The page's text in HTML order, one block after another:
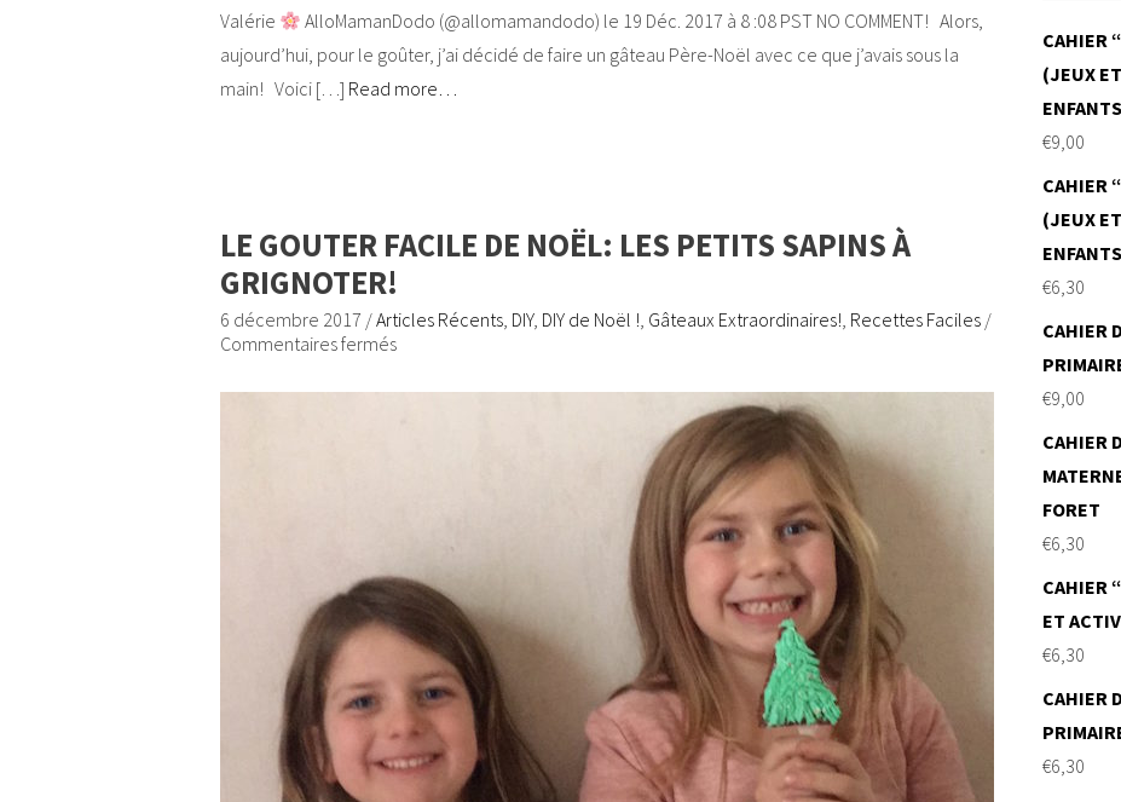
Valérie
AlloMamanDodo (@allomamandodo) le 19 Déc. 2017 à 8 :08 PST NO COMMENT! Alors,
aujourd’hui, pour le goûter, j’ai décidé de faire un gâteau Père-Noël avec ce que j’avais sous la
main! Voici […] Read more…
LE GOUTER FACILE DE NOËL: LES PETITS SAPINS À
GRIGNOTER!
6 décembre 2017 /Articles Récents DIY, DIY de Noël ! Gâteaux Extraordinaires! Recettes Faciles /
Commentaires fermés
CAHIER
(JEUX
€9,00
CAHIER
(JEUX
€6,30
CAHIER
€9,00
CAHIER
FORET
€6,30
CAHIER
ET
€6,30
CAHIER
€6,30